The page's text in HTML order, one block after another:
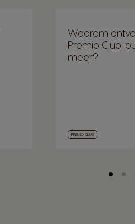
Waarom
Premio Club-
meer?
PREMIO CLUB